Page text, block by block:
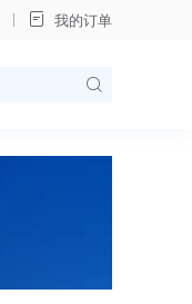
我的订单